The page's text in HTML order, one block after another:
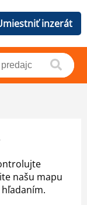
inzerát
našu mapu